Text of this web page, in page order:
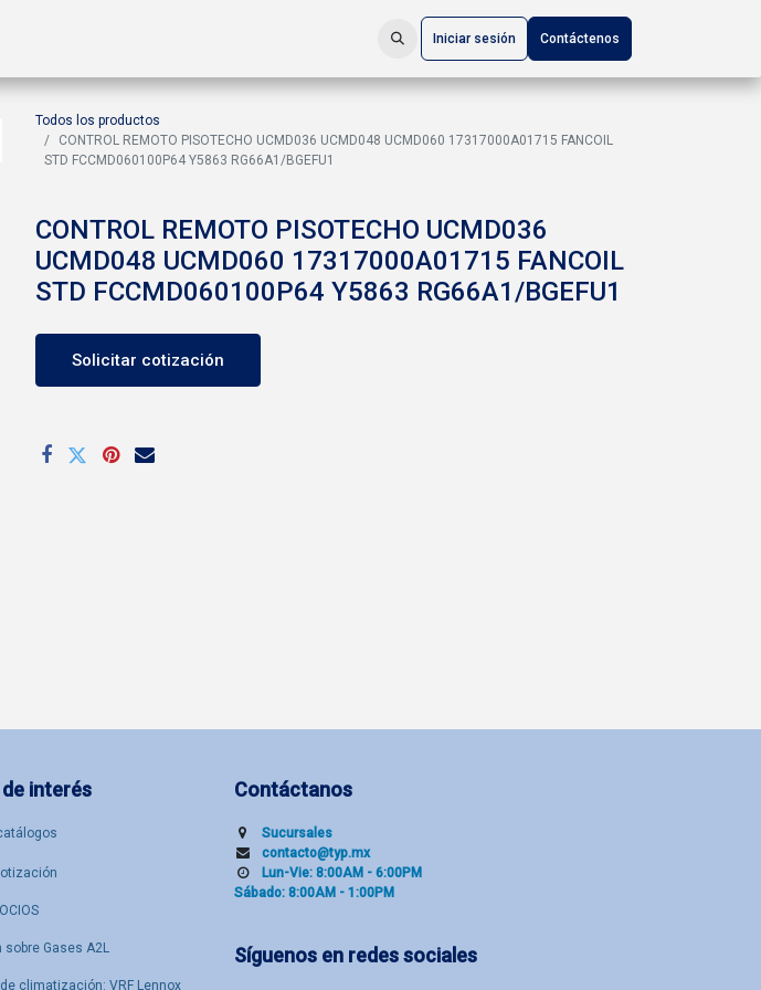
Iniciar sesión Contáctenos
Todos los productos
CONTROL REMOTO PISOTECHO UCMD036 UCMD048 UCMD060 17317000A01715 FANCOIL
STD FCCMD060100P64 Y5863 RG66A1/BGEFU1
CONTROL REMOTO PISOTECHO UCMD036
UCMD048 UCMD060 17317000A01715 FANCOIL
STD FCCMD060100P64 Y5863 RG66A1/BGEFU1
Solicitar cotización
interés
sobre Gases A2L
climatización: VRF Lennox
Contáctanos
Sucu​rsal​es
contacto@typ.mx
Lun-Vie: 8:00AM - 6:00PM
Sábado: 8:00AM - 1:00PM
Síguenos en redes sociales